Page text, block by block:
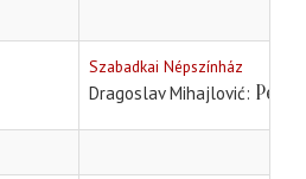
Szabadkai Népszínház
Dragoslav Mihajlović